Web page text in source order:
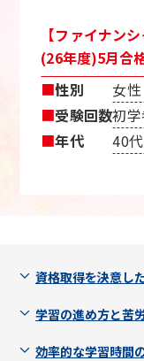
【ファイナン
(26年度)5月合
■性別
女性
■受験回数初
■年代 40代
資格取得を決意し
学習の進め方と苦
効率的な学習時間